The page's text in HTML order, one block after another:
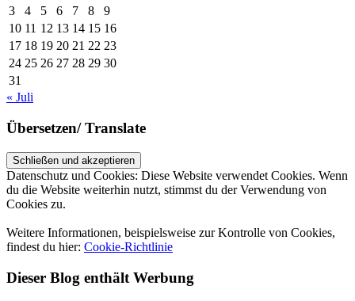
3
4 5 6 7 8
9
10 11 12 13 14 15 16
17 18 19 20 21 22 23
24 25 26 27 28 29 30
31
« Juli
Übersetzen/ Translate
Datenschutz und Cookies: Diese Website verwendet Cookies. Wenn
du die Website weiterhin nutzt, stimmst du der Verwendung von
Cookies zu.
Weitere Informationen, beispielsweise zur Kontrolle von Cookies,
findest du hier: Cookie-Richtlinie
Dieser Blog enthält Werbung